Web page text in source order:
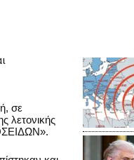
σε
λετονικής